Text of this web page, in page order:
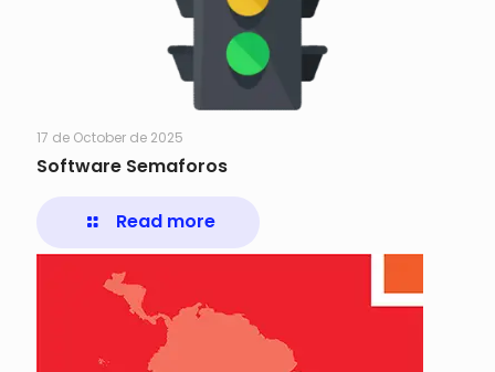
17 de October de 2025
Software Semaforos
Read more